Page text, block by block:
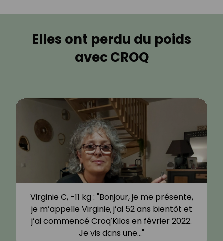
Elles ont perdu du poids
avec CROQ
Virginie C, -11 kg : "Bonjour, je me présente,
je m’appelle Virginie, j’ai 52 ans bientôt et
j’ai commencé Croq’Kilos en février 2022.
Je vis dans une…"